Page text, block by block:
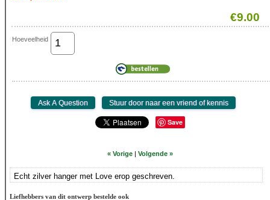
€9.00
Hoeveelheid
Save
« Vorige | Volgende »
Echt zilver hanger met Love erop geschreven.
Liefhebbers van dit ontwerp bestelde ook